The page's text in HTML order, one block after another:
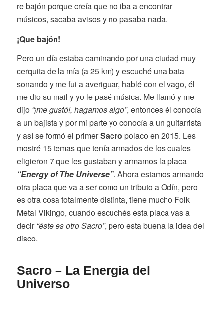
re bajón porque creía que no iba a encontrar
músicos, sacaba avisos y no pasaba nada.
¡Que bajón!
Pero un día estaba caminando por una ciudad muy
cerquita de la mía (a 25 km) y escuché una bata
sonando y me fui a averiguar, hablé con el vago, él
me dio su mail y yo le pasé música. Me llamó y me
dijo “¡me gustó!, hagamos algo”, entonces él conocía
a un bajista y por mi parte yo conocía a un guitarrista
y así se formó el primerSacro polaco en 2015. Les
mostré 15 temas que tenía armados de los cuales
eligieron 7 que les gustaban y armamos la placa
“Energy of The Universe”. Ahora estamos armando
otra placa que va a ser como un tributo a Odín, pero
es otra cosa totalmente distinta, tiene mucho Folk
Metal Vikingo, cuando escuchés esta placa vas a
decir“éste es otro Sacro”, pero esta buena la idea del
disco.
Sacro – La Energia del
Universo